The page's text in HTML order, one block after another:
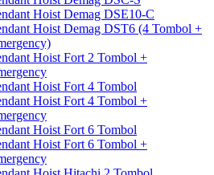
Hoist Demag DSE10-C
Hoist Demag DST6 (4 Tombol +
Hoist Fort 2 Tombol +
Hoist Fort 4 Tombol
Hoist Fort 4 Tombol +
Hoist Fort 6 Tombol
Hoist Fort 6 Tombol +